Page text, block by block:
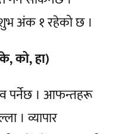
अंक १ रहेको छ ।
को, हा)
पर्नेछ । आफन्तहरू
। व्यापार